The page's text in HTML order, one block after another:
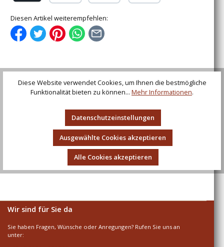
Diesen Artikel weiterempfehlen:
Beschreibung
USMC Blackout Combat Tanto Schwert mit Nylonscheide,
United Cutlery gel…Mehr
Wir sind für Sie da
Sie haben Fragen, Wünsche oder Anregungen? Rufen Sie uns an
unter:
Diese Website verwendet Cookies, um Ihnen die bestmögliche
Funktionalität bieten zu können... Mehr Informationen.
Datenschutzeinstellungen
Ausgewählte Cookies akzeptieren
Alle Cookies akzeptieren